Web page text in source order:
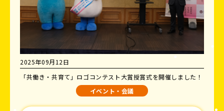
2025年09月12日
「共働き・共育て」ロゴコンテスト大賞授賞式を開催しました！
イベント・会議